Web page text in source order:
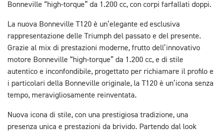
Bonneville “high-torque” da 1.200 cc, con corpi farfallati doppi.
La nuova Bonneville T120 è un’elegante ed esclusiva
rappresentazione delle Triumph del passato e del presente.
Grazie al mix di prestazioni moderne, frutto dell’innovativo
motore Bonneville “high-torque” da 1.200 cc, e di stile
autentico e inconfondibile, progettato per richiamare il profilo e
i particolari della Bonneville originale, la T120 è un’icona senza
tempo, meravigliosamente reinventata.
Nuova icona di stile, con una prestigiosa tradizione, una
presenza unica e prestazioni da brivido. Partendo dal look